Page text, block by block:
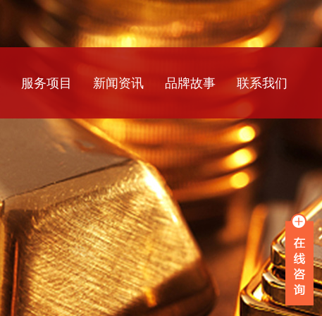
服务项目
银行流水
薪资流水
企业流水
在职证明
离职证明
收入证明
新闻资讯
公司新闻
行业资讯
常见问题
品牌故事 联系我们